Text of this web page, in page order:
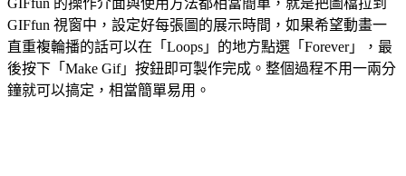
GIFfun 視窗中，設定好每張圖的展示時間，如果希望動畫一
直重複輪播的話可以在「Loops」的地方點選「Forever」，最
後按下「Make Gif」按鈕即可製作完成。整個過程不用一兩分
鐘就可以搞定，相當簡單易用。